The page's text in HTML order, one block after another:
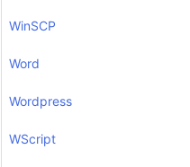
WinSCP
Word
Wordpress
WScript